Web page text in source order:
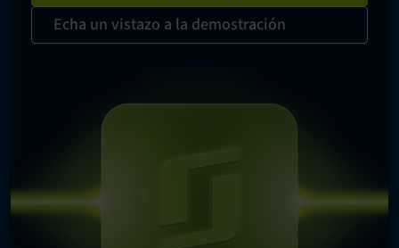
Echa un vistazo a la demostración